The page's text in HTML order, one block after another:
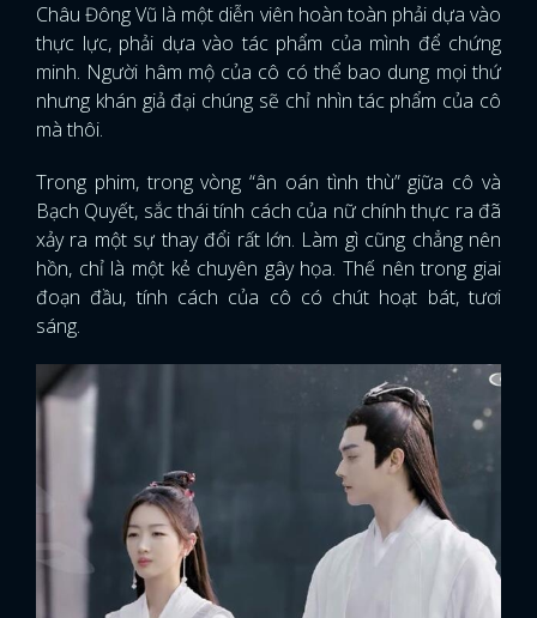
Châu Đông Vũ là một diễn viên hoàn toàn phải dựa vào
thực lực, phải dựa vào tác phẩm của mình để chứng
minh. Người hâm mộ của cô có thể bao dung mọi thứ
nhưng khán giả đại chúng sẽ chỉ nhìn tác phẩm của cô
mà thôi.
Trong phim, trong vòng “ân oán tình thù” giữa cô và
Bạch Quyết, sắc thái tính cách của nữ chính thực ra đã
xảy ra một sự thay đổi rất lớn. Làm gì cũng chẳng nên
hồn, chỉ là một kẻ chuyên gây họa. Thế nên trong giai
đoạn đầu, tính cách của cô có chút hoạt bát, tươi
sáng.